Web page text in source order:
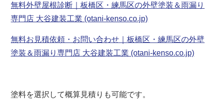
無料外壁屋根診断｜板橋区・練馬区の外壁塗装＆雨漏り
専門店 大谷建装工業 (otani-kenso.co.jp)
無料お見積依頼・お問い合わせ｜板橋区・練馬区の外壁
塗装＆雨漏り専門店 大谷建装工業 (otani-kenso.co.jp)
塗料を選択して概算見積りも可能です。